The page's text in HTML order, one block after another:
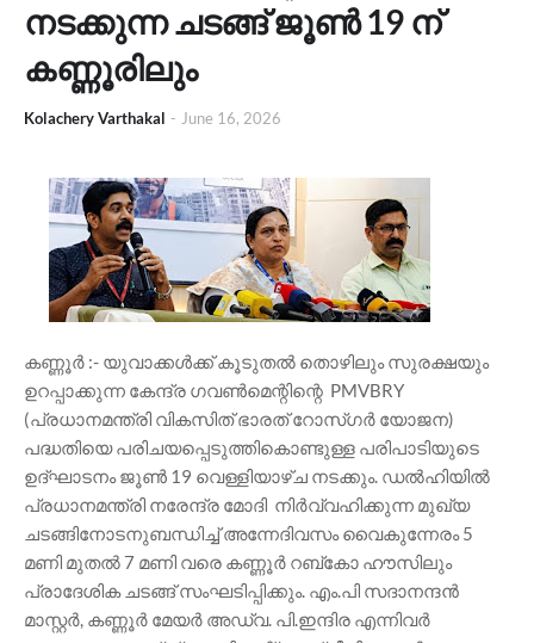
നടക്കുന്ന ചടങ്ങ് ജൂൺ 19 ന്
കണ്ണൂരിലും
Kolachery Varthakal - June 16, 2026
കണ്ണൂർ :- യുവാക്കൾക്ക് കൂടുതൽ തൊഴിലും സുരക്ഷയും
ഉറപ്പാക്കുന്ന കേന്ദ്ര ഗവൺമെന്റിന്റെ PMVBRY
(പ്രധാനമന്ത്രി വികസിത് ഭാരത്‌ റോസ്‌ഗർ യോജന)
പദ്ധതിയെ പരിചയപ്പെടുത്തികൊണ്ടുള്ള പരിപാടിയുടെ
ഉദ്ഘാടനം ജൂൺ 19 വെള്ളിയാഴ്ച നടക്കും. ഡൽഹിയിൽ
പ്രധാനമന്ത്രി നരേന്ദ്ര മോദി നിർവ്വഹിക്കുന്ന മുഖ്യ
ചടങ്ങിനോടനുബന്ധിച്ച് അന്നേദിവസം വൈകുന്നേരം 5
മണി മുതൽ 7 മണി വരെ കണ്ണൂർ റബ്കോ ഹൗസിലും
പ്രാദേശിക ചടങ്ങ് സംഘടിപ്പിക്കും. എം.പി സദാനന്ദൻ
മാസ്റ്റർ, കണ്ണൂർ മേയർ അഡ്വ. പി.ഇന്ദിര എന്നിവർ